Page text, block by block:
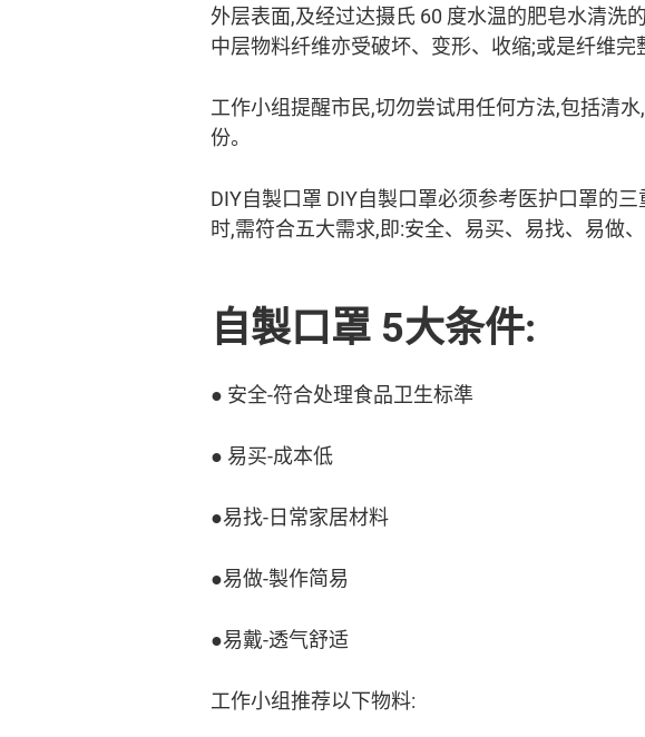
外层表面,及经过达摄氏 60 度水温的肥皂水清洗
中层物料纤维亦受破坏、变形、收缩;或是纤维完
工作小组提醒市民,切勿尝试用任何方法,包括清
份。
DIY自製口罩 DIY自製口罩必须参考医护口罩的
时,需符合五大需求,即:安全、易买、易找、易做
自製口罩 5大条件:
● 安全-符合处理食品卫生标準
● 易买-成本低
●易找-日常家居材料
●易做-製作简易
●易戴-透气舒适
工作小组推荐以下物料: